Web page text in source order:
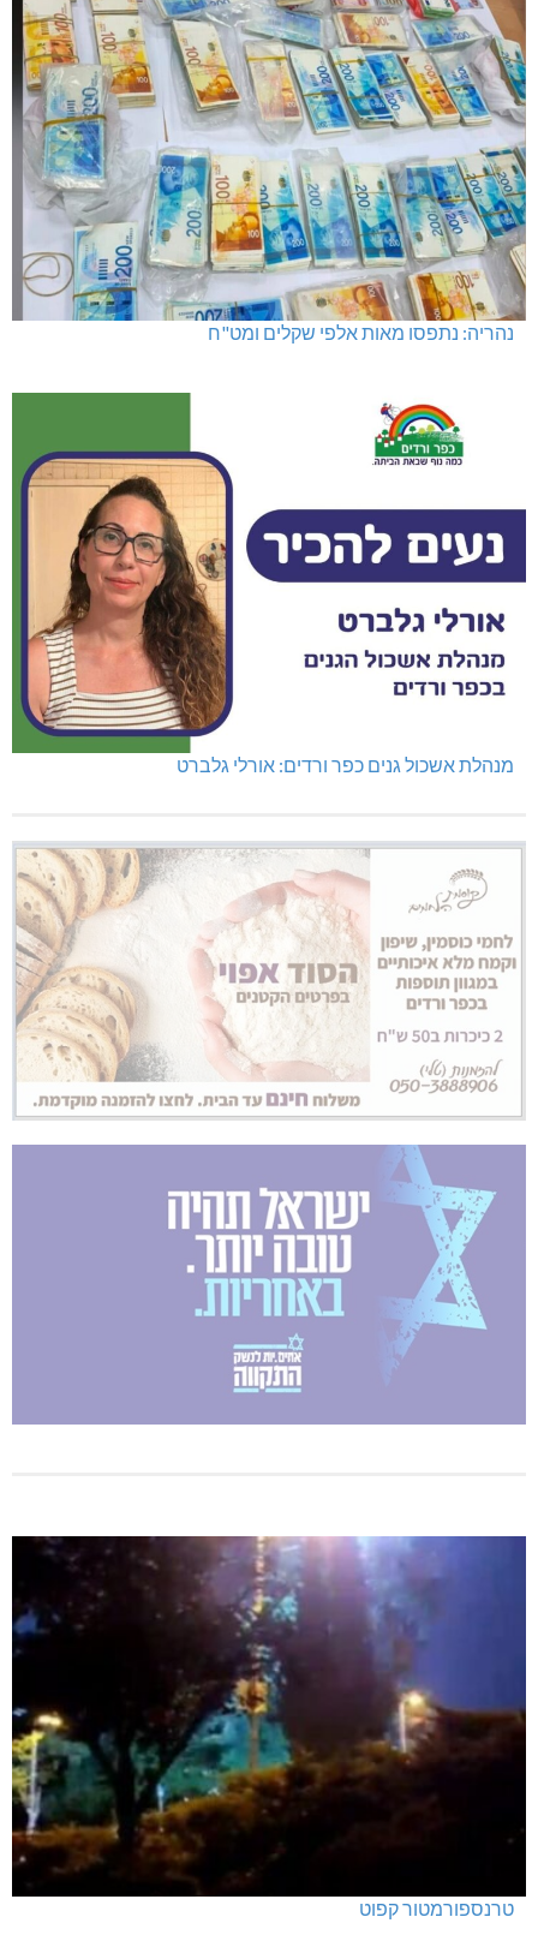
נהריה: נתפסו מאות אלפי שקלים ומט"ח
מנהלת אשכול גנים כפר ורדים: אורלי גלברט
טרנספורמטור קפוט